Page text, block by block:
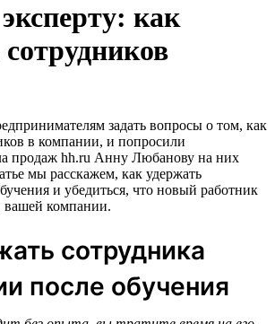
как
задать вопросы о том, как
в компании, и попросили
продаж hh.ru Анну Любанову на них
мы расскажем, как удержать
и убедиться, что новый работник
вашей компании.
сотрудника
после обучения